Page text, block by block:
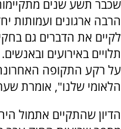
שכבר תשע שנים
הרבה ארגונים ועמותות
לקיים את הדברים גם
תלויים באירועים
על רקע התקופה
הלאומי שלנו", אומרת
הדיון שהתקיים אתמול